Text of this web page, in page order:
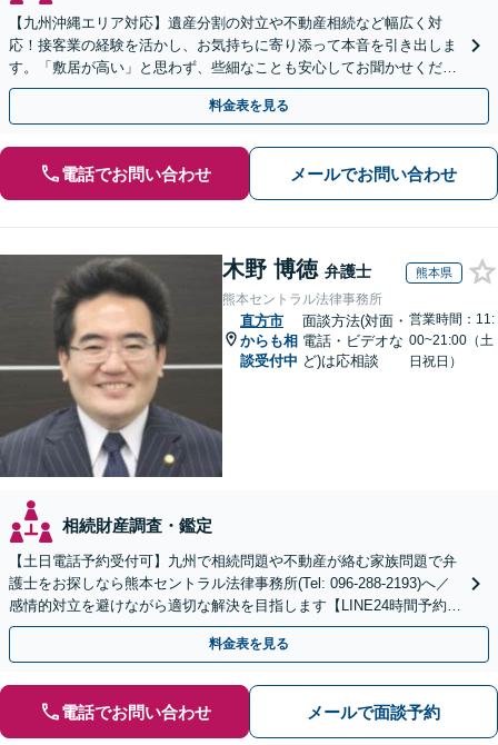
【九州沖縄エリア対応】遺産分割の対立や不動産相続など幅広く対
応！接客業の経験を活かし、お気持ちに寄り添って本音を引き出しま
す。「敷居が高い」と思わず、些細なことも安心してお聞かせくださ
い【初回相談無料】【夜間・休日相談可】
料金表を見る
電話でお問い合わせ メールでお問い合わせ
木野 博徳 弁護士 熊本県
熊本セントラル法律事務所
直方市
からも相
談受付中
面談方法(対面・
電話・ビデオな
ど)は応相談
営業時間：11:
00~21:00（土
日祝日）
相続財産調査・鑑定
【土日電話予約受付可】九州で相続問題や不動産が絡む家族問題で弁
護士をお探しなら熊本セントラル法律事務所(Tel: 096-288-2193)へ／
感情的対立を避けながら適切な解決を目指します【LINE24時間予約受
付可】【休日・夜間相談可】
料金表を見る
電話でお問い合わせ メールで面談予約